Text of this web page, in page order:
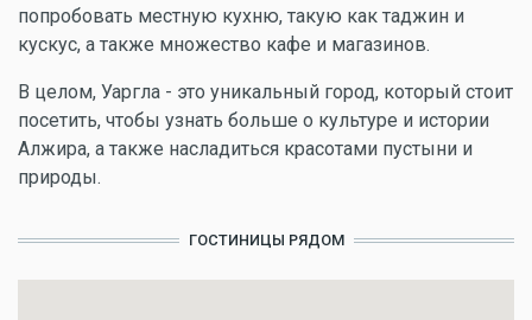
попробовать местную кухню, такую как таджин и
кускус, а также множество кафе и магазинов.
В целом, Уаргла - это уникальный город, который стоит
посетить, чтобы узнать больше о культуре и истории
Алжира, а также насладиться красотами пустыни и
природы.
ГОСТИНИЦЫ РЯДОМ